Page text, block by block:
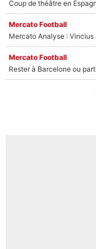
Mercato Football
Mercato Football